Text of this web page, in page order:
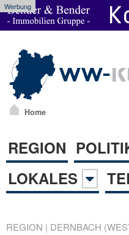
Werbung
Home
REGION
LOKALES
REGION | DERNBACH